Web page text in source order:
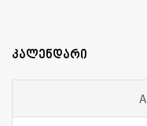
კალენდარი